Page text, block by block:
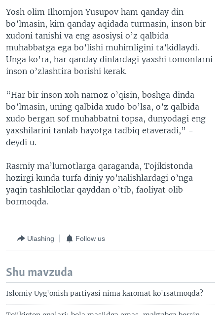
Yosh olim Ilhomjon Yusupov ham qanday din
bo’lmasin, kim qanday aqidada turmasin, inson bir
xudoni tanishi va eng asosiysi o’z qalbida
muhabbatga ega bo’lishi muhimligini ta’kidlaydi.
Unga ko’ra, har qanday dinlardagi yaxshi tomonlarni
inson o’zlashtira borishi kerak.
“Har bir inson xoh namoz o’qisin, boshga dinda
bo’lmasin, uning qalbida xudo bo’lsa, o’z qalbida
xudo bergan sof muhabbatni topsa, dunyodagi eng
yaxshilarini tanlab hayotga tadbiq etaveradi,” -
deydi u.
Rasmiy ma’lumotlarga qaraganda, Tojikistonda
hozirgi kunda turfa diniy yo’nalishlardagi o’nga
yaqin tashkilotlar qayddan o’tib, faoliyat olib
bormoqda.
Ulashing Follow us
Shu mavzuda
Islomiy Uyg'onish partiyasi nima karomat ko'rsatmoqda?